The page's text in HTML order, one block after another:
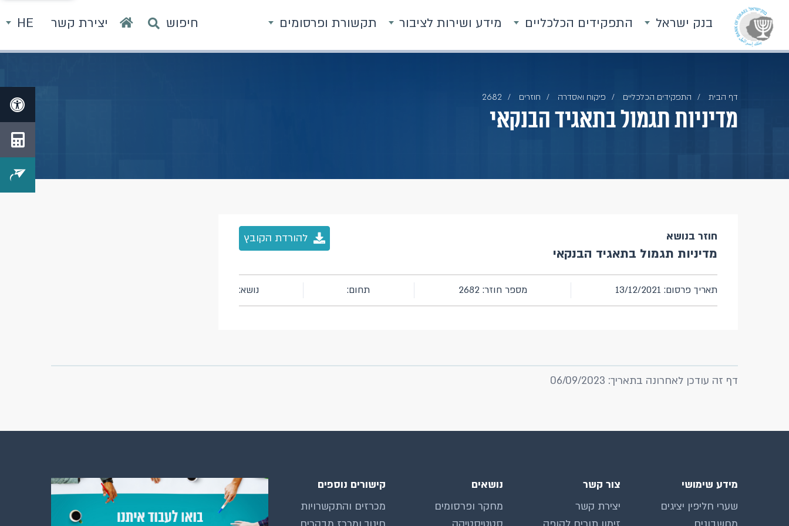
בנק ישראל התפקידים הכלכליים מידע ושירות לציבור תקשורת ופרסומים חיפוש יצירת קשר HE
דף הבית התפקידים הכלכליים פיקוח ואסדרה חוזרים 2682
מדיניות תגמול בתאגיד הבנקאי
חוזר בנושא
מדיניות תגמול בתאגיד הבנקאי
להורדת הקובץ
תאריך פרסום: 13/12/2021 מספר חוזר: 2682 תחום: נושא:
דף זה עודכן לאחרונה בתאריך: 06/09/2023
מידע שימושי
שערי חליפין יציגים
צור קשר
יצירת קשר
נושאים
מחקר ופרסומים
קישורים נוספים
מכרזים והתקשרויות